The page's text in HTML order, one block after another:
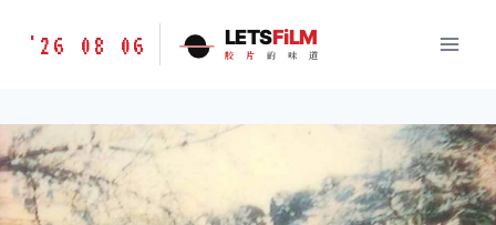
胶
味
道
LETSFILM
'26 08 06 LETSFiLM
胶 片 的 味 道